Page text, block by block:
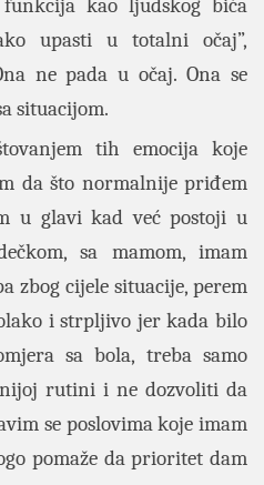
kao ljudskog bića
upasti u totalni očaj”,
ne pada u očaj. Ona se
situacijom.
tih emocija koje
da što normalnije priđem
u glavi kad već postoji u
sa mamom, imam
zbog cijele situacije, perem
i strpljivo jer kada bilo
sa bola, treba samo
rutini i ne dozvoliti da
se poslovima koje imam
pomaže da prioritet dam